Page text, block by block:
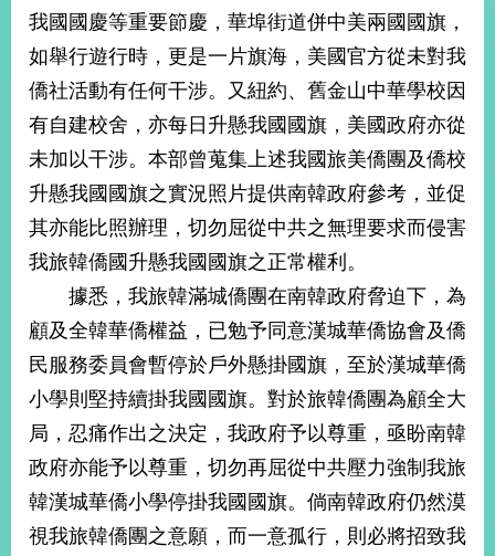
國
際
播
政
府
資
訊
公
開
民
服
本
部
相
關
網
站
我國國慶等重要節慶，華埠街道併中美兩國國旗，
如舉行遊行時，更是一片旗海，美國官方從未對我
僑社活動有任何干涉。又紐約、舊金山中華學校因
有自建校舍，亦每日升懸我國國旗，美國政府亦從
未加以干涉。本部曾蒐集上述我國旅美僑團及僑校
升懸我國國旗之實況照片提供南韓政府參考，並促
其亦能比照辦理，切勿屈從中共之無理要求而侵害
我旅韓僑國升懸我國國旗之正常權利。
據悉，我旅韓滿城僑團在南韓政府脅迫下，為
顧及全韓華僑權益，已勉予同意漢城華僑協會及僑
民服務委員會暫停於戶外懸掛國旗，至於漢城華僑
小學則堅持續掛我國國旗。對於旅韓僑團為顧全大
局，忍痛作出之決定，我政府予以尊重，亟盼南韓
政府亦能予以尊重，切勿再屈從中共壓力強制我旅
韓漢城華僑小學停掛我國國旗。倘南韓政府仍然漠
視我旅韓僑團之意願，而一意孤行，則必將招致我